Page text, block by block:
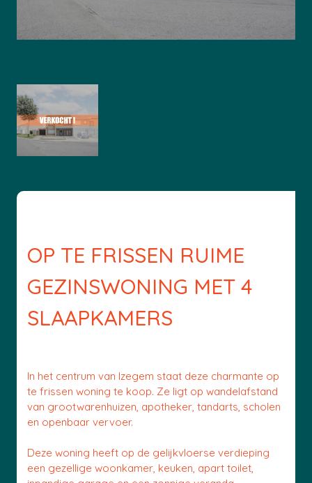
OP TE FRISSEN RUIME
GEZINSWONING MET 4
SLAAPKAMERS
In het centrum van Izegem staat deze charmante op
te frissen woning te koop. Ze ligt op wandelafstand
van grootwarenhuizen, apotheker, tandarts, scholen
en openbaar vervoer.
Deze woning heeft op de gelijkvloerse verdieping
een gezellige woonkamer, keuken, apart toilet,